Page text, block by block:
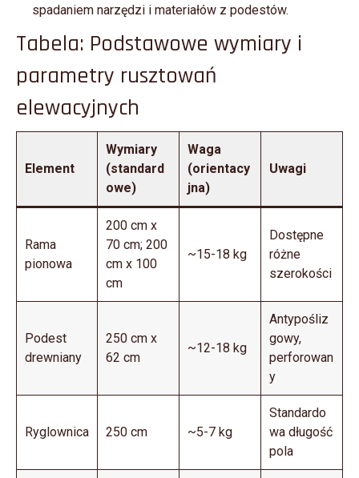
spadaniem narzędzi i materiałów z podestów.
Tabela: Podstawowe wymiary i
parametry rusztowań
elewacyjnych
Element
Wymiary
(standard
owe)
Waga
(orientacy
jna)
Uwagi
Rama
pionowa
200 cm x
70 cm; 200
cm x 100
cm
~15-18 kg
Dostępne
różne
szerokości
Podest
drewniany
250 cm x
62 cm
~12-18 kg
Antypośliz
gowy,
perforowan
y
Ryglownica 250 cm ~5-7 kg
Standardo
wa długość
pola